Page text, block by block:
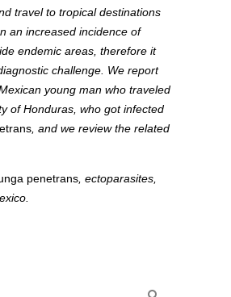
travel to tropical destinations
an increased incidence of
endemic areas, therefore it
challenge. We report
young man who traveled
of Honduras, who got infected
, and we review the related
penetrans , ectoparasites,